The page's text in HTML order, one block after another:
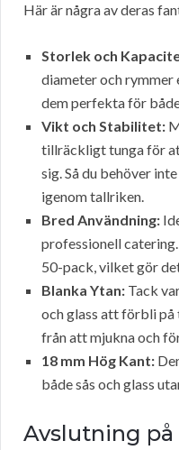
Här är några av deras
Storlek och
diameter och rymmer
dem perfekta för
Vikt och Stabilitet:
tillräckligt tunga för
sig. Så du behöver
igenom tallriken.
Bred Användning:
professionell
50-pack, vilket gör
Blanka Ytan: Tack
och glass att förbli
från att mjukna och
18 mm Hög Kant:
både sås och glass
Avslutning på